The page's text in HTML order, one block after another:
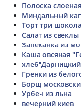
Полоска слоеная
Миндальный
Торт три
Салат из свеклы
Запеканка из
Каша овсяная
Гренки из
Борщ
Урбеч из льна
вечерний киев